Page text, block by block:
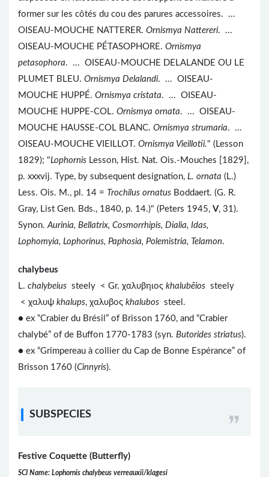
former sur les côtés du cou des parures accessoires. ...
OISEAU-MOUCHE NATTERER. Ornismya Nattereri. ...
OISEAU-MOUCHE PÉTASOPHORE. Ornismya
petasophora. ... OISEAU-MOUCHE DELALANDE OU LE
PLUMET BLEU. Ornismya Delalandi. ... OISEAU-
MOUCHE HUPPÉ. Ornismya cristata. ... OISEAU-
MOUCHE HUPPE-COL. Ornismya ornata. ... OISEAU-
MOUCHE HAUSSE-COL BLANC. Ornismya strumaria. ...
OISEAU-MOUCHE VIEILLOT. Ornismya Vieillotii. " (Lesson
1829); "Lophornis Lesson, Hist. Nat. Ois.-Mouches [1829],
p. xxxvij. Type, by subsequent designation, L. ornata (L.)
Less. Ois. M., pl. 14 = Trochilus ornatus Boddaert. (G. R.
Gray, List Gen. Bds., 1840, p. 14.)" (Peters 1945, V, 31).
Synon. Aurinia, Bellatrix, Cosmorrhipis, Dialia, Idas,
Lophomyia, Lophorinus, Paphosia, Polemistria, Telamon.
chalybeus
L. chalybeius steely < Gr. χαλυβηιος khalubēios steely
< χαλυψ khalups, χαλυβος khalubos steel.
● ex “Crabier du Brésil” of Brisson 1760, and “Crabier
chalybé” of de Buffon 1770-1783 (syn. Butorides striatus).
● ex “Grimpereau à collier du Cap de Bonne Espérance” of
Brisson 1760 (Cinnyris).
SUBSPECIES
Festive Coquette (Butterfly)
SCI Name: Lophornis chalybeus verreauxii/klagesi